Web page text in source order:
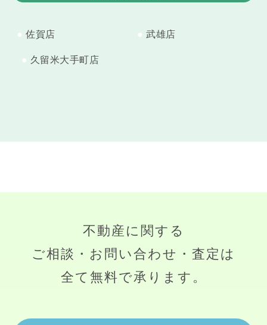
佐賀店 武雄店
久留米大手町店
不動産に関する
ご相談・お問い合わせ・査定は
全て無料で承ります。